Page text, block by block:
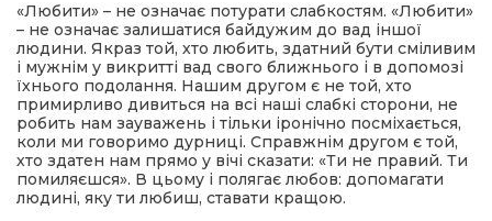
«Любити» – не означає потурати слабкостям. «Любити»
– не означає залишатися байдужим до вад іншої
людини. Якраз той, хто любить, здатний бути сміливим
і мужнім у викритті вад свого ближнього і в допомозі
їхнього подолання. Нашим другом є не той, хто
примирливо дивиться на всі наші слабкі сторони, не
робить нам зауважень і тільки іронічно посміхається,
коли ми говоримо дурниці. Справжнім другом є той,
хто здатен нам прямо у вічі сказати: «Ти не правий. Ти
помиляєшся». В цьому і полягає любов: допомагати
людині, яку ти любиш, ставати кращою.